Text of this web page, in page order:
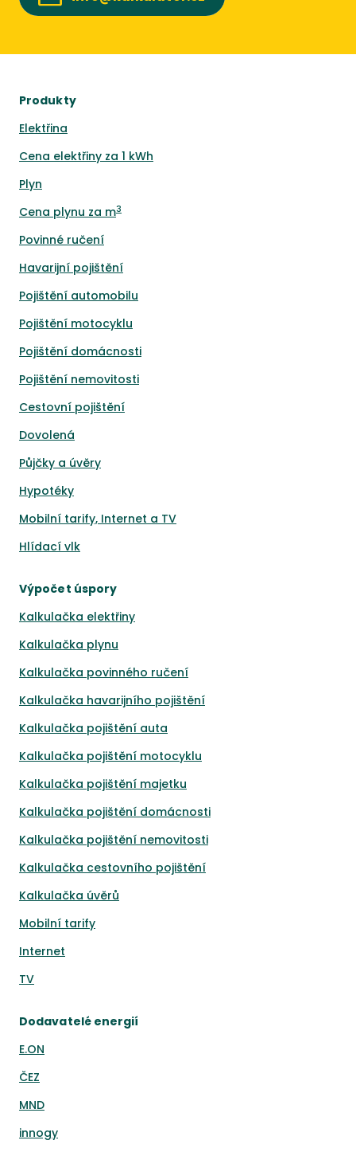
Produkty
Elektřina
Cena elektřiny za 1 kWh
Plyn
Cena plynu za m3
Povinné ručení
Havarijní pojištění
Pojištění automobilu
Pojištění motocyklu
Pojištění domácnosti
Pojištění nemovitosti
Cestovní pojištění
Dovolená
Půjčky a úvěry
Hypotéky
Mobilní tarify, Internet a TV
Hlídací vlk
Výpočet úspory
Kalkulačka elektřiny
Kalkulačka plynu
Kalkulačka povinného ručení
Kalkulačka havarijního pojištění
Kalkulačka pojištění auta
Kalkulačka pojištění motocyklu
Kalkulačka pojištění majetku
Kalkulačka pojištění domácnosti
Kalkulačka pojištění nemovitosti
Kalkulačka cestovního pojištění
Kalkulačka úvěrů
Mobilní tarify
Internet
TV
Dodavatelé energií
E.ON
ČEZ
MND
innogy